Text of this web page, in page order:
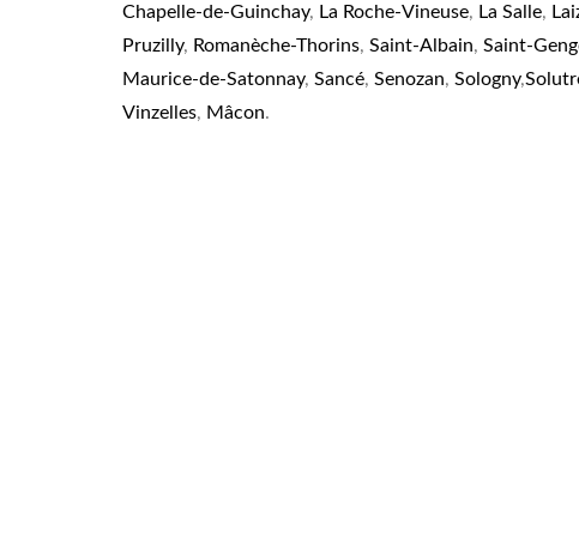
Chapelle-de-Guinchay, La Roche-Vineuse, La Salle,
Pruzilly, Romanèche-Thorins, Saint-Albain, Saint-
Maurice-de-Satonnay, Sancé, Senozan, Sologny,
Vinzelles, Mâcon.